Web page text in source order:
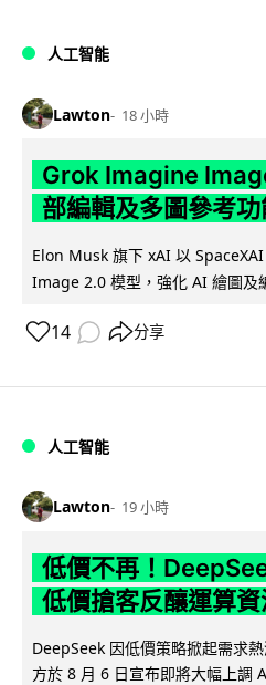
人工智能
Lawton 18 小時
Grok Imagine
部編輯及多圖參考功
Elon Musk 旗下 xAI 以
Image 2.0 模型，強化 AI 繪圖及
14 分享
人工智能
Lawton 19 小時
低價不再！
低價搶客反釀運算
DeepSeek 因低價策略掀起需求
方於 8 月 6 日宣布即將大幅上調